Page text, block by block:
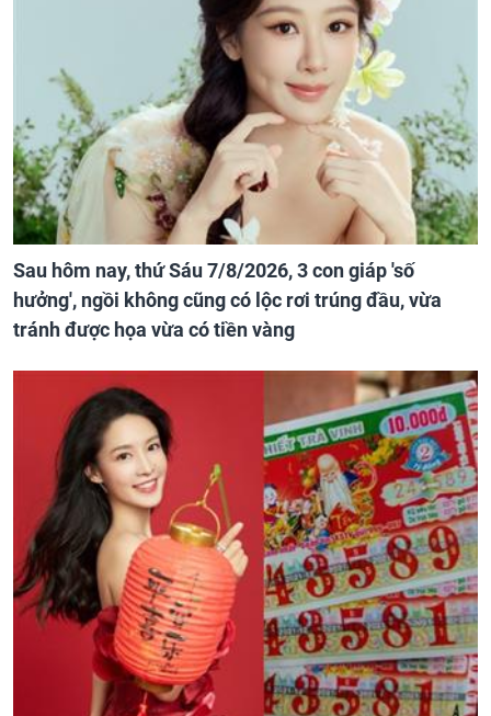
Sau hôm nay, thứ Sáu 7/8/2026, 3 con giáp 'số
hưởng', ngồi không cũng có lộc rơi trúng đầu, vừa
tránh được họa vừa có tiền vàng